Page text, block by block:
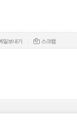
일보내기 스크랩